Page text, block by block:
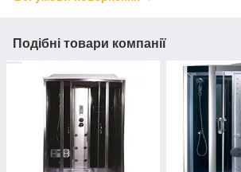
Подібні товари компанії